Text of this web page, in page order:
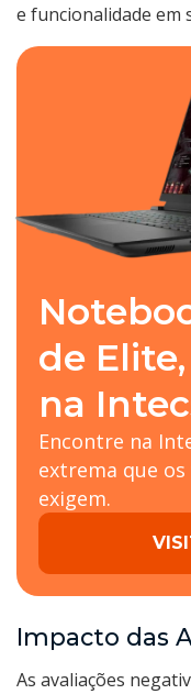
e funcionalidade em
de
na
Encontre na
extrema que
exigem.
Impacto das
As avaliações